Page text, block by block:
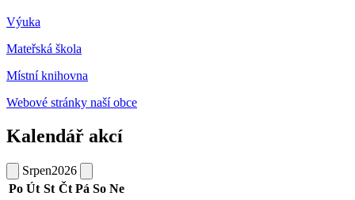
Výuka
Mateřská škola
Místní knihovna
Webové stránky naší obce
Kalendář akcí
Srpen2026
Po Út St Čt Pá So Ne